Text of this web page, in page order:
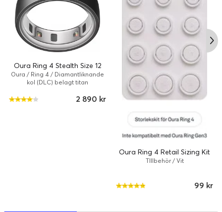
Oura Ring 4 Stealth Size 12
Oura / Ring 4 / Diamantliknande
kol (DLC) belagt titan
2 890 kr
Oura Ring 4 Retail Sizing Kit
TIllbehör / Vit
99 kr